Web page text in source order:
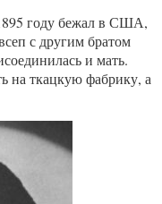
году бежал в США,
с другим братом
и мать.
на ткацкую фабрику, а